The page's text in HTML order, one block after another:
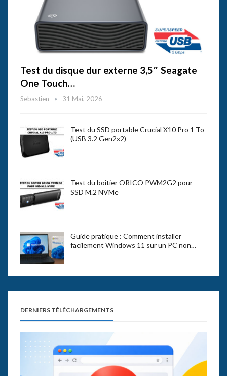
Test du disque dur externe 3,5″ Seagate
One Touch…
Sebastien 31 Mai, 2026
Test du SSD portable Crucial X10 Pro 1 To
(USB 3.2 Gen2x2)
Test du boîtier ORICO PWM2G2 pour
SSD M.2 NVMe
Guide pratique : Comment installer
facilement Windows 11 sur un PC non…
DERNIERS TÉLÉCHARGEMENTS